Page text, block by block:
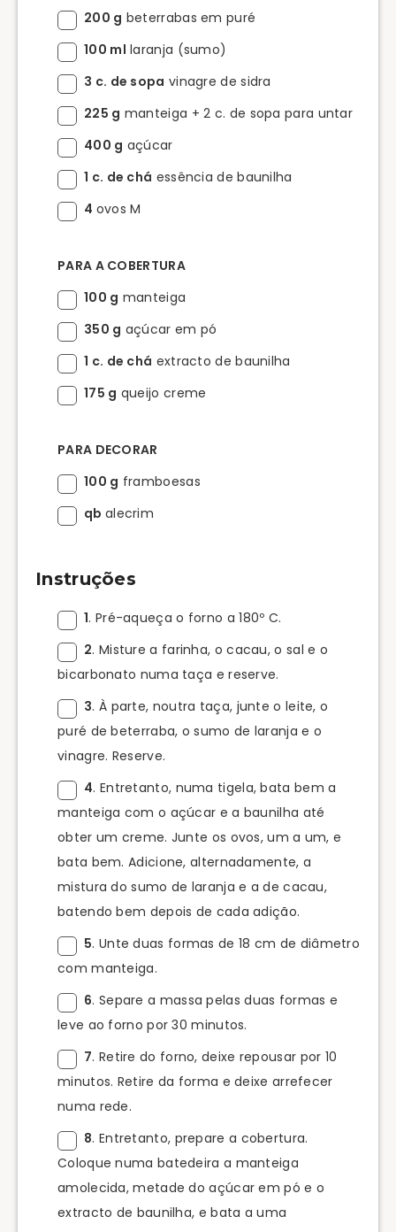
200 g beterrabas em puré
100 ml laranja (sumo)
3 c. de sopa vinagre de sidra
225 g manteiga + 2 c. de sopa para untar
400 g açúcar
1 c. de chá essência de baunilha
4 ovos M
PARA A COBERTURA
100 g manteiga
350 g açúcar em pó
1 c. de chá extracto de baunilha
175 g queijo creme
PARA DECORAR
100 g framboesas
qb alecrim
Instruções
1. Pré-aqueça o forno a 180º C.
2. Misture a farinha, o cacau, o sal e o
bicarbonato numa taça e reserve.
3. À parte, noutra taça, junte o leite, o
puré de beterraba, o sumo de laranja e o
vinagre. Reserve.
4. Entretanto, numa tigela, bata bem a
manteiga com o açúcar e a baunilha até
obter um creme. Junte os ovos, um a um, e
bata bem. Adicione, alternadamente, a
mistura do sumo de laranja e a de cacau,
batendo bem depois de cada adição.
5. Unte duas formas de 18 cm de diâmetro
com manteiga.
6. Separe a massa pelas duas formas e
leve ao forno por 30 minutos.
7. Retire do forno, deixe repousar por 10
minutos. Retire da forma e deixe arrefecer
numa rede.
8. Entretanto, prepare a cobertura.
Coloque numa batedeira a manteiga
amolecida, metade do açúcar em pó e o
extracto de baunilha, e bata a uma